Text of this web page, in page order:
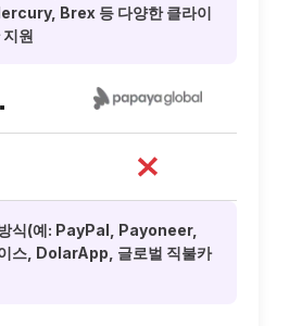
Brex 등 다양한 클라이
원
식(예: PayPal, Payoneer,
스, DolarApp, 글로벌 직불카